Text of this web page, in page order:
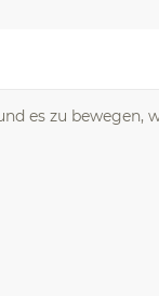
es zu bewegen,